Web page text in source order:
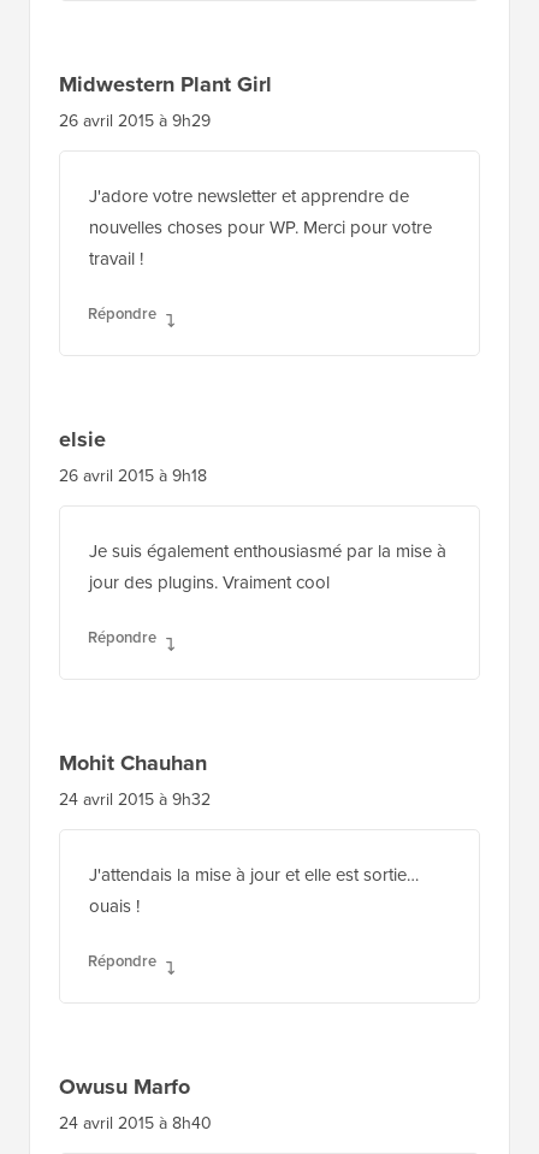
Midwestern Plant Girl
26 avril 2015 à 9h29
J'adore votre newsletter et apprendre de
nouvelles choses pour WP. Merci pour votre
travail !
Répondre
elsie
26 avril 2015 à 9h18
Je suis également enthousiasmé par la mise à
jour des plugins. Vraiment cool
Répondre
Mohit Chauhan
24 avril 2015 à 9h32
J'attendais la mise à jour et elle est sortie…
ouais !
Répondre
Owusu Marfo
24 avril 2015 à 8h40